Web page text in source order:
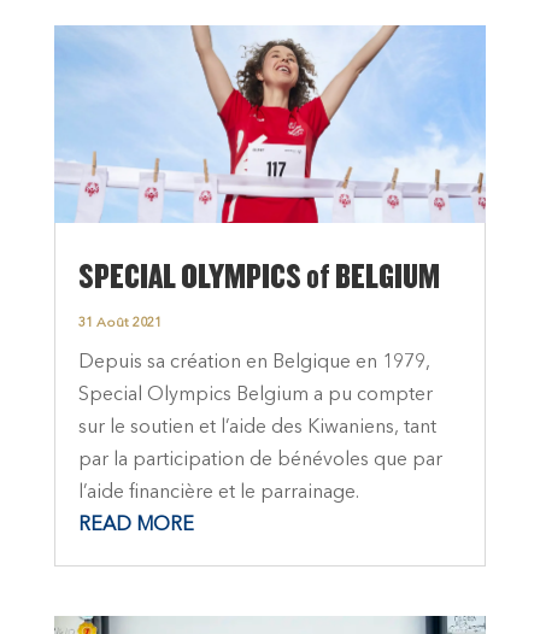
SPECIAL OLYMPICS of BELGIUM
31 Août 2021
Depuis sa création en Belgique en 1979,
Special Olympics Belgium a pu compter
sur le soutien et l’aide des Kiwaniens, tant
par la participation de bénévoles que par
l’aide financière et le parrainage.
READ MORE